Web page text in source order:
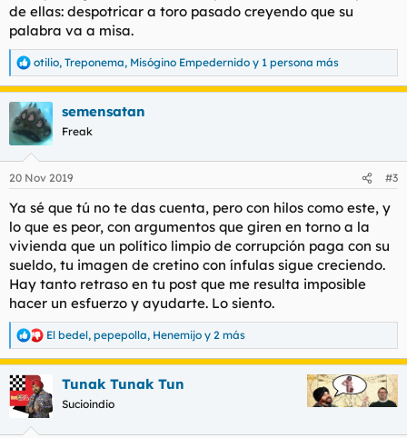
de ellas: despotricar a toro pasado creyendo que su
palabra va a misa.
R
e
a
c
c
i
e
:
otilio, Treponema, Misógino Empedernido y 1 persona más
semensatan
Freak
20 Nov 2019 #3
Ya sé que tú no te das cuenta, pero con hilos como este, y
lo que es peor, con argumentos que giren en torno a la
vivienda que un político limpio de corrupción paga con su
sueldo, tu imagen de cretino con ínfulas sigue creciendo.
Hay tanto retraso en tu post que me resulta imposible
hacer un esfuerzo y ayudarte. Lo siento.
R
e
a
c
c
i
El bedel, pepepolla, Henemijo y 2 más
Tunak Tunak Tun
Sucioindio